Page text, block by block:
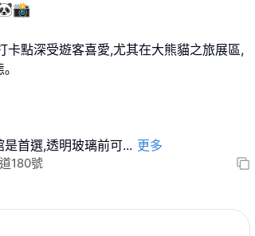
點深受遊客喜愛,尤其在大熊貓之旅展區,
｡​
首選,透明玻璃前可... 更多
180號